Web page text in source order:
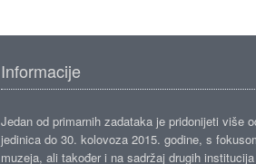
Informacije
Jedan od primarnih zadataka je pridonijeti više
jedinica do 30. kolovoza 2015. godine, s
muzeja, ali također i na sadržaj drugih